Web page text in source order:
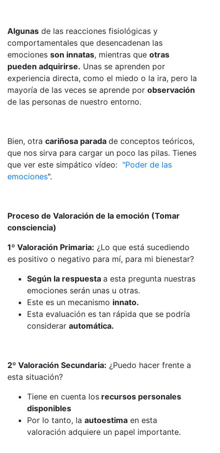
Algunas de las reacciones fisiológicas y
comportamentales que desencadenan las
emociones son innatas, mientras que otras
pueden adquirirse. Unas se aprenden por
experiencia directa, como el miedo o la ira, pero la
mayoría de las veces se aprende por observación
de las personas de nuestro entorno.
Bien, otra cariñosa parada de conceptos teóricos,
que nos sirva para cargar un poco las pilas. Tienes
que ver este simpático vídeo: "Poder de las
emociones".
Proceso de Valoración de la emoción (Tomar
consciencia)
1º Valoración Primaria: ¿Lo que está sucediendo
es positivo o negativo para mí, para mi bienestar?
Según la respuesta a esta pregunta nuestras
emociones serán unas u otras.
Este es un mecanismo innato.
Esta evaluación es tan rápida que se podría
considerar automática.
2º Valoración Secundaria: ¿Puedo hacer frente a
esta situación?
Tiene en cuenta los recursos personales
disponibles
Por lo tanto, la autoestima en esta
valoración adquiere un papel importante.